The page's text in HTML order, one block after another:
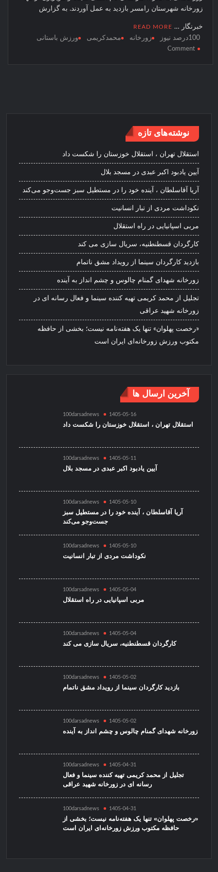
زورخانه شهرستان رامسر بازدید به عمل آوردند. به گزارش
خبرنگار … READ MORE
100درصد نیوز زورخانه محمدکریمی ورزش باستانی
Comment
on
نوشته‌های تازه
استقلال تهران ، استقلال خوزستان را شکست داد
آیین یادبود اکبر عبدی در مسجد بلال
آریا آقاسلطان ، آینده خود را در مستطیل سبز جست‌وجو می‌کند
نکوداشت مردی از تبار انسانیت
مربی اسپانیایی در راه استقلال
کارگردان قسطنطنیه، سریال سازی می کند
بازدید کارگردان سینما از رویداد مشق ناتمام
زورخانه شهدای گمنام چالوس و چشم انداز به آینده
تجلیل از محمد کریمی تهیه کننده سینما و فعال رسانه ای در
زورخانه شهید عراقی
«رخصت پهلوان» تنها یک هفته‌نامه نیست؛ بخشی از حافظه
مکتوب ورزش زورخانه‌ای ایران است
آخرین ارسال ها
100darsadnews 1405-05-16
استقلال تهران ، استقلال خوزستان را شکست داد
100darsadnews 1405-05-11
آیین یادبود اکبر عبدی در مسجد بلال
100darsadnews 1405-05-10
آریا آقاسلطان ، آینده خود را در مستطیل سبز
جست‌وجو می‌کند
100darsadnews 1405-05-10
نکوداشت مردی از تبار انسانیت
100darsadnews 1405-05-04
مربی اسپانیایی در راه استقلال
100darsadnews 1405-05-04
کارگردان قسطنطنیه، سریال سازی می کند
100darsadnews 1405-05-02
بازدید کارگردان سینما از رویداد مشق ناتمام
100darsadnews 1405-05-02
زورخانه شهدای گمنام چالوس و چشم انداز به آینده
100darsadnews 1405-04-31
تجلیل از محمد کریمی تهیه کننده سینما و فعال
رسانه ای در زورخانه شهید عراقی
100darsadnews 1405-04-31
«رخصت پهلوان» تنها یک هفته‌نامه نیست؛ بخشی از
حافظه مکتوب ورزش زورخانه‌ای ایران است